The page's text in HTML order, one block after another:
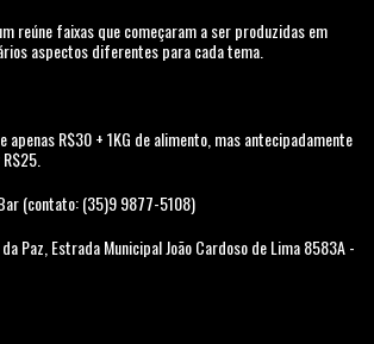
reúne faixas que começaram a ser produzidas em
aspectos diferentes para cada tema.
apenas R$30 + 1KG de alimento, mas antecipadamente
(contato: (35)9 9877-5108)
Paz, Estrada Municipal João Cardoso de Lima 8583A -